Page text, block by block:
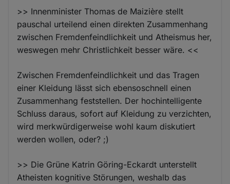
>> Innenminister Thomas de Maizière stellt
pauschal urteilend einen direkten Zusammenhang
zwischen Fremdenfeindlichkeit und Atheismus her,
weswegen mehr Christlichkeit besser wäre. <<
Zwischen Fremdenfeindlichkeit und das Tragen
einer Kleidung lässt sich ebensoschnell einen
Zusammenhang feststellen. Der hochintelligente
Schluss daraus, sofort auf Kleidung zu verzichten,
wird merkwürdigerweise wohl kaum diskutiert
werden wollen, oder? ;)
>> Die Grüne Katrin Göring-Eckardt unterstellt
Atheisten kognitive Störungen, weshalb das